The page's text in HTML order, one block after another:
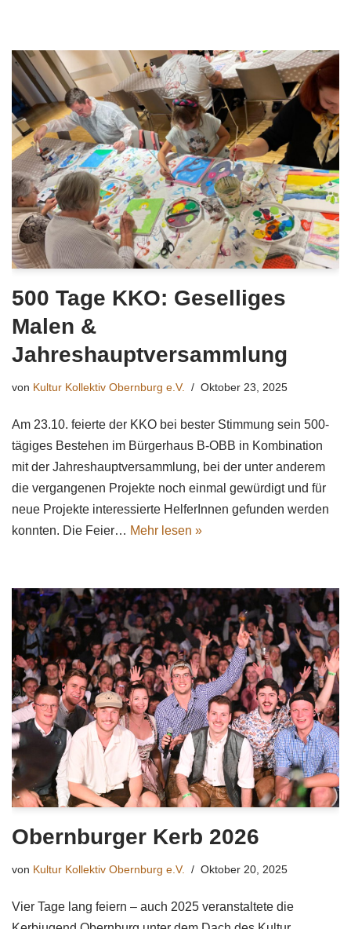
500 Tage KKO: Geselliges
Malen &
Jahreshauptversammlung
von Kultur Kollektiv Obernburg e.V. Oktober 23, 2025
Am 23.10. feierte der KKO bei bester Stimmung sein 500-
tägiges Bestehen im Bürgerhaus B-OBB in Kombination
mit der Jahreshauptversammlung, bei der unter anderem
die vergangenen Projekte noch einmal gewürdigt und für
neue Projekte interessierte HelferInnen gefunden werden
konnten. Die Feier… Mehr lesen »
Obernburger Kerb 2026
von Kultur Kollektiv Obernburg e.V. Oktober 20, 2025
Vier Tage lang feiern – auch 2025 veranstaltete die